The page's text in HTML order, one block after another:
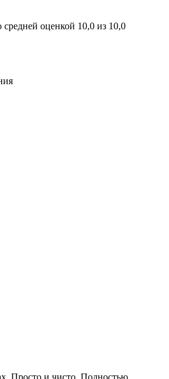
оценкой 10,0 из 10,0
Просто и чисто. Полностью